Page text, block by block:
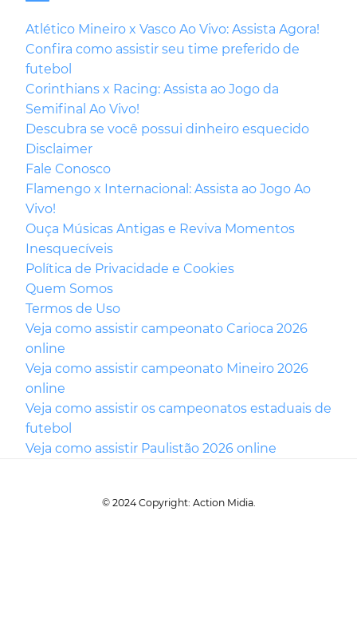
Atlético Mineiro x Vasco Ao Vivo: Assista Agora!
Confira como assistir seu time preferido de
futebol
Corinthians x Racing: Assista ao Jogo da
Semifinal Ao Vivo!
Descubra se você possui dinheiro esquecido
Disclaimer
Fale Conosco
Flamengo x Internacional: Assista ao Jogo Ao
Vivo!
Ouça Músicas Antigas e Reviva Momentos
Inesquecíveis
Política de Privacidade e Cookies
Quem Somos
Termos de Uso
Veja como assistir campeonato Carioca 2026
online
Veja como assistir campeonato Mineiro 2026
online
Veja como assistir os campeonatos estaduais de
futebol
Veja como assistir Paulistão 2026 online
© 2024 Copyright: Action Midia.